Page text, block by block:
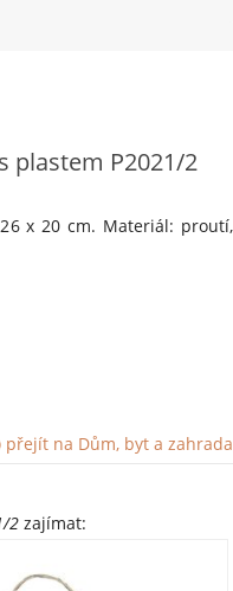
plastem P2021/2
x 20 cm. Materiál: proutí,
přejít na Dům, byt a zahrada
2 zajímat: